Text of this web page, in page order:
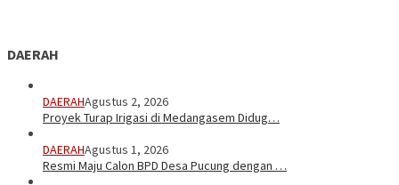
DAERAH
DAERAHAgustus 2, 2026
Proyek Turap Irigasi di Medangasem Didug…
DAERAHAgustus 1, 2026
Resmi Maju Calon BPD Desa Pucung dengan …